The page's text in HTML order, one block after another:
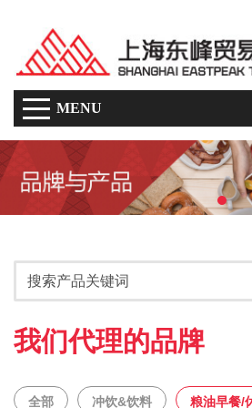
MENU
我们代理的品牌
全部 冲饮&饮料 粮油早餐/